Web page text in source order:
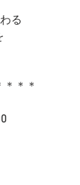
る
＊＊